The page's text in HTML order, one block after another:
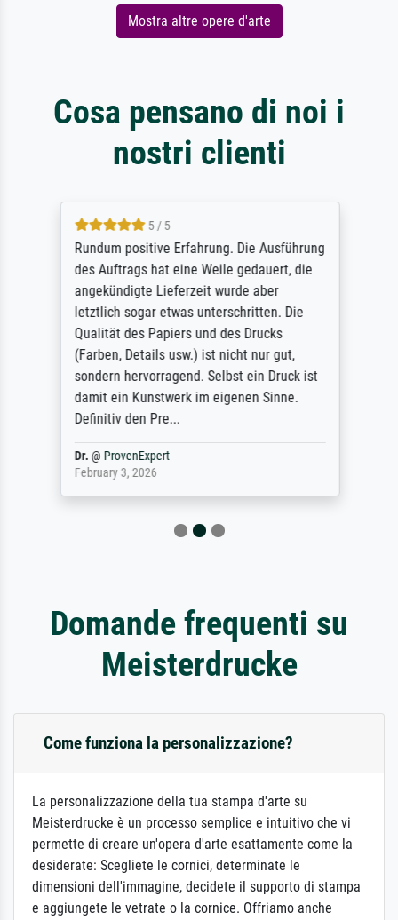
Mostra altre opere d'arte
Cosa pensano di noi i
nostri clienti
5 / 5
Rundum positive Erfahrung. Die Ausführung
des Auftrags hat eine Weile gedauert, die
angekündigte Lieferzeit wurde aber
letztlich sogar etwas unterschritten. Die
Qualität des Papiers und des Drucks
(Farben, Details usw.) ist nicht nur gut,
sondern hervorragend. Selbst ein Druck ist
damit ein Kunstwerk im eigenen Sinne.
Definitiv den Pre...
Dr.@ ProvenExpert
February 3, 2026
Domande frequenti su
Meisterdrucke
Come funziona la personalizzazione?
La personalizzazione della tua stampa d'arte su
Meisterdrucke è un processo semplice e intuitivo che vi
permette di creare un'opera d'arte esattamente come la
desiderate: Scegliete le cornici, determinate le
dimensioni dell'immagine, decidete il supporto di stampa
e aggiungete le vetrate o la cornice. Offriamo anche